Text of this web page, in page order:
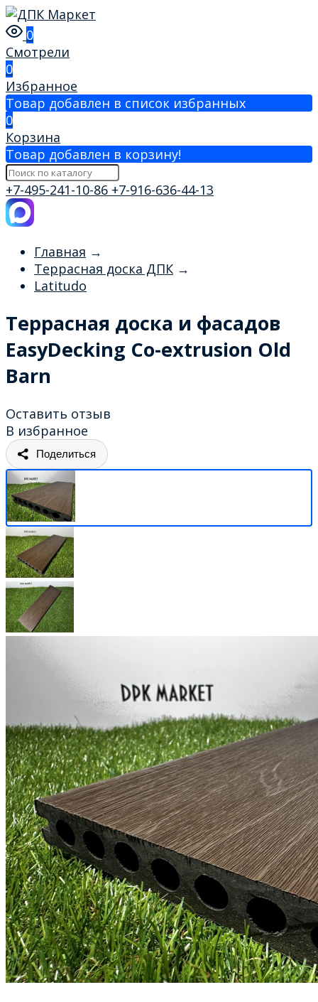
0
Смотрели
0
Избранное
Товар добавлен в список избранных
0
Корзина
Товар добавлен в корзину!
+7-495-241-10-86 +7-916-636-44-13
Главная →
Террасная доска ДПК →
Latitudo
Террасная доска и фасадов
EasyDecking Co-extrusion Old
Barn
Оставить отзыв
В избранное
Поделиться